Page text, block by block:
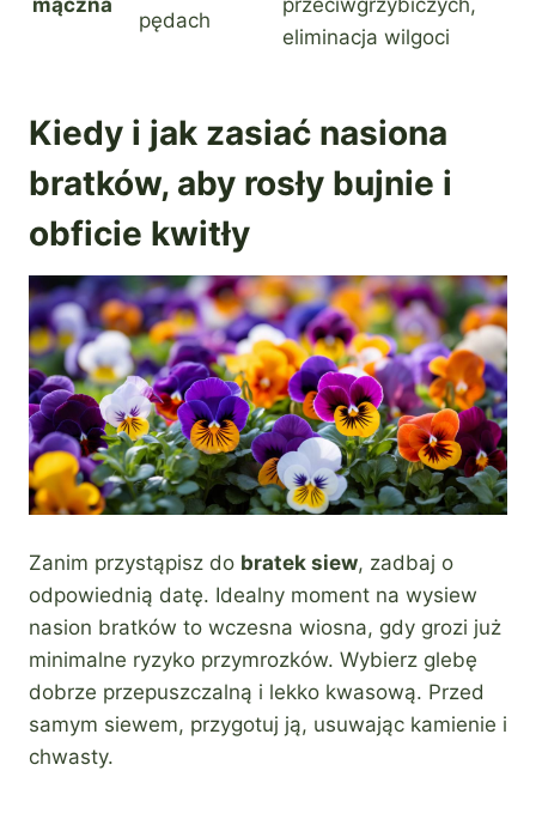
pędach
eliminacja wilgoci
Kiedy i jak zasiać nasiona
bratków, aby rosły bujnie i
obficie kwitły
Zanim przystąpisz do bratek siew, zadbaj o
odpowiednią datę. Idealny moment na wysiew
nasion bratków to wczesna wiosna, gdy grozi już
minimalne ryzyko przymrozków. Wybierz glebę
dobrze przepuszczalną i lekko kwasową. Przed
samym siewem, przygotuj ją, usuwając kamienie i
chwasty.